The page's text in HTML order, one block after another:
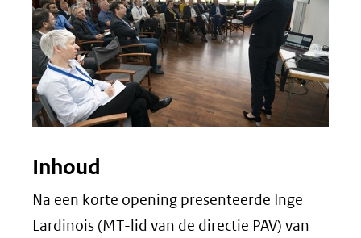
Inhoud
Na een korte opening presenteerde Inge
Lardinois (MT-lid van de directie PAV) van